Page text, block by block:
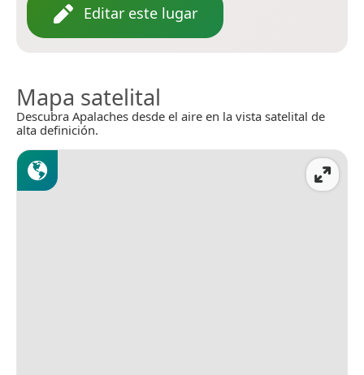
Editar este lugar
Mapa satelital
Descubra Apalaches desde el aire en la vista satelital de
alta definición.